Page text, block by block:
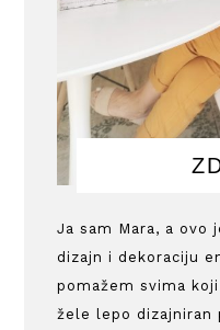
Ja sam Mara, a ovo
dizajn i dekoraciju
pomažem svima koji
žele lepo